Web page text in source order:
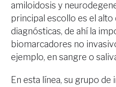
amiloidosis y
principal escollo es el
diagnósticas, de ahí la
biomarcadores no
ejemplo, en sangre o
En esta línea, su grupo de